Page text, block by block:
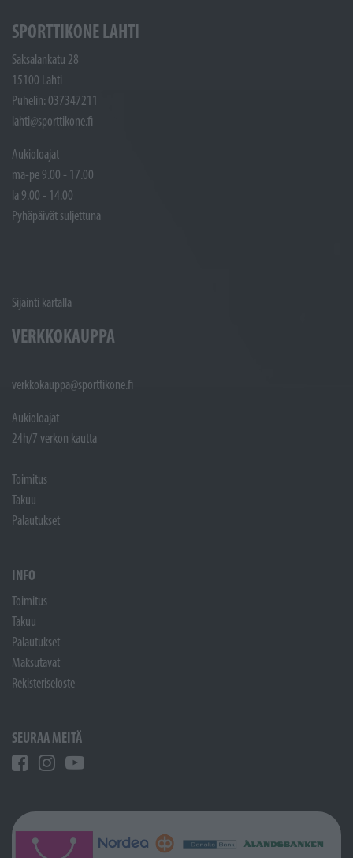
SPORTTIKONE LAHTI
Saksalankatu 28
15100 Lahti
Puhelin: 037347211
lahti@sporttikone.fi
Aukioloajat
ma-pe 9.00 - 17.00
la 9.00 - 14.00
Pyhäpäivät suljettuna
Sijainti kartalla
VERKKOKAUPPA
verkkokauppa@sporttikone.fi
Aukioloajat
24h/7 verkon kautta
Toimitus
Takuu
Palautukset
INFO
Toimitus
Takuu
Palautukset
Maksutavat
Rekisteriseloste
SEURAA MEITÄ